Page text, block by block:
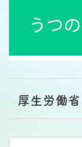
厚生労働省